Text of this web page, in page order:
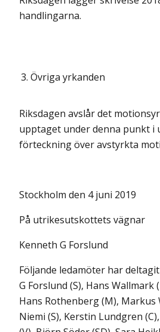
handlingarna.
3. Övriga yrkanden
Riksdagen avslår det
upptaget under denna punkt i
förteckning över avstyrkta
Stockholm den 4 juni 2019
På utrikesutskottets vägnar
Kenneth G Forslund
Följande ledamöter har
G Forslund (S), Hans Wallmark
Hans Rothenberg (M), Markus
Niemi (S), Kerstin Lundgren